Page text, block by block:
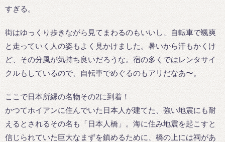
すぎる。
街はゆっくり歩きながら見てまわるのもいいし、自転車で颯爽
と走っていく人の姿もよく見かけました。暑いから汗もかくけ
ど、その分風が気持ち良いだろうな。宿の多くではレンタサイ
クルもしているので、自転車でめぐるのもアリだなあ〜。
ここで日本所縁の名物その2に到着！
かつてホイアンに住んでいた日本人が建てた、強い地震にも耐
えるとされるその名も「日本人橋」。海に住み地震を起こすと
信じられていた巨大なまずを鎮めるために、橋の上には祠があ